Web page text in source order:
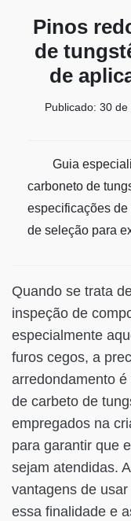
Pinos
de
de
Publicado: 30 de
Guia
carboneto de
especificações
de seleção para
Quando se trata
inspeção de
especialmente
furos cegos, a
arredondamento
de carbeto de
empregados na
para garantir que
sejam atendidas.
vantagens de
essa finalidade e